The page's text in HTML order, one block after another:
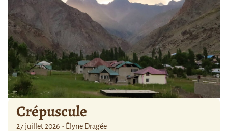
Crépuscule
27 juillet 2026 - Élyne Dragée